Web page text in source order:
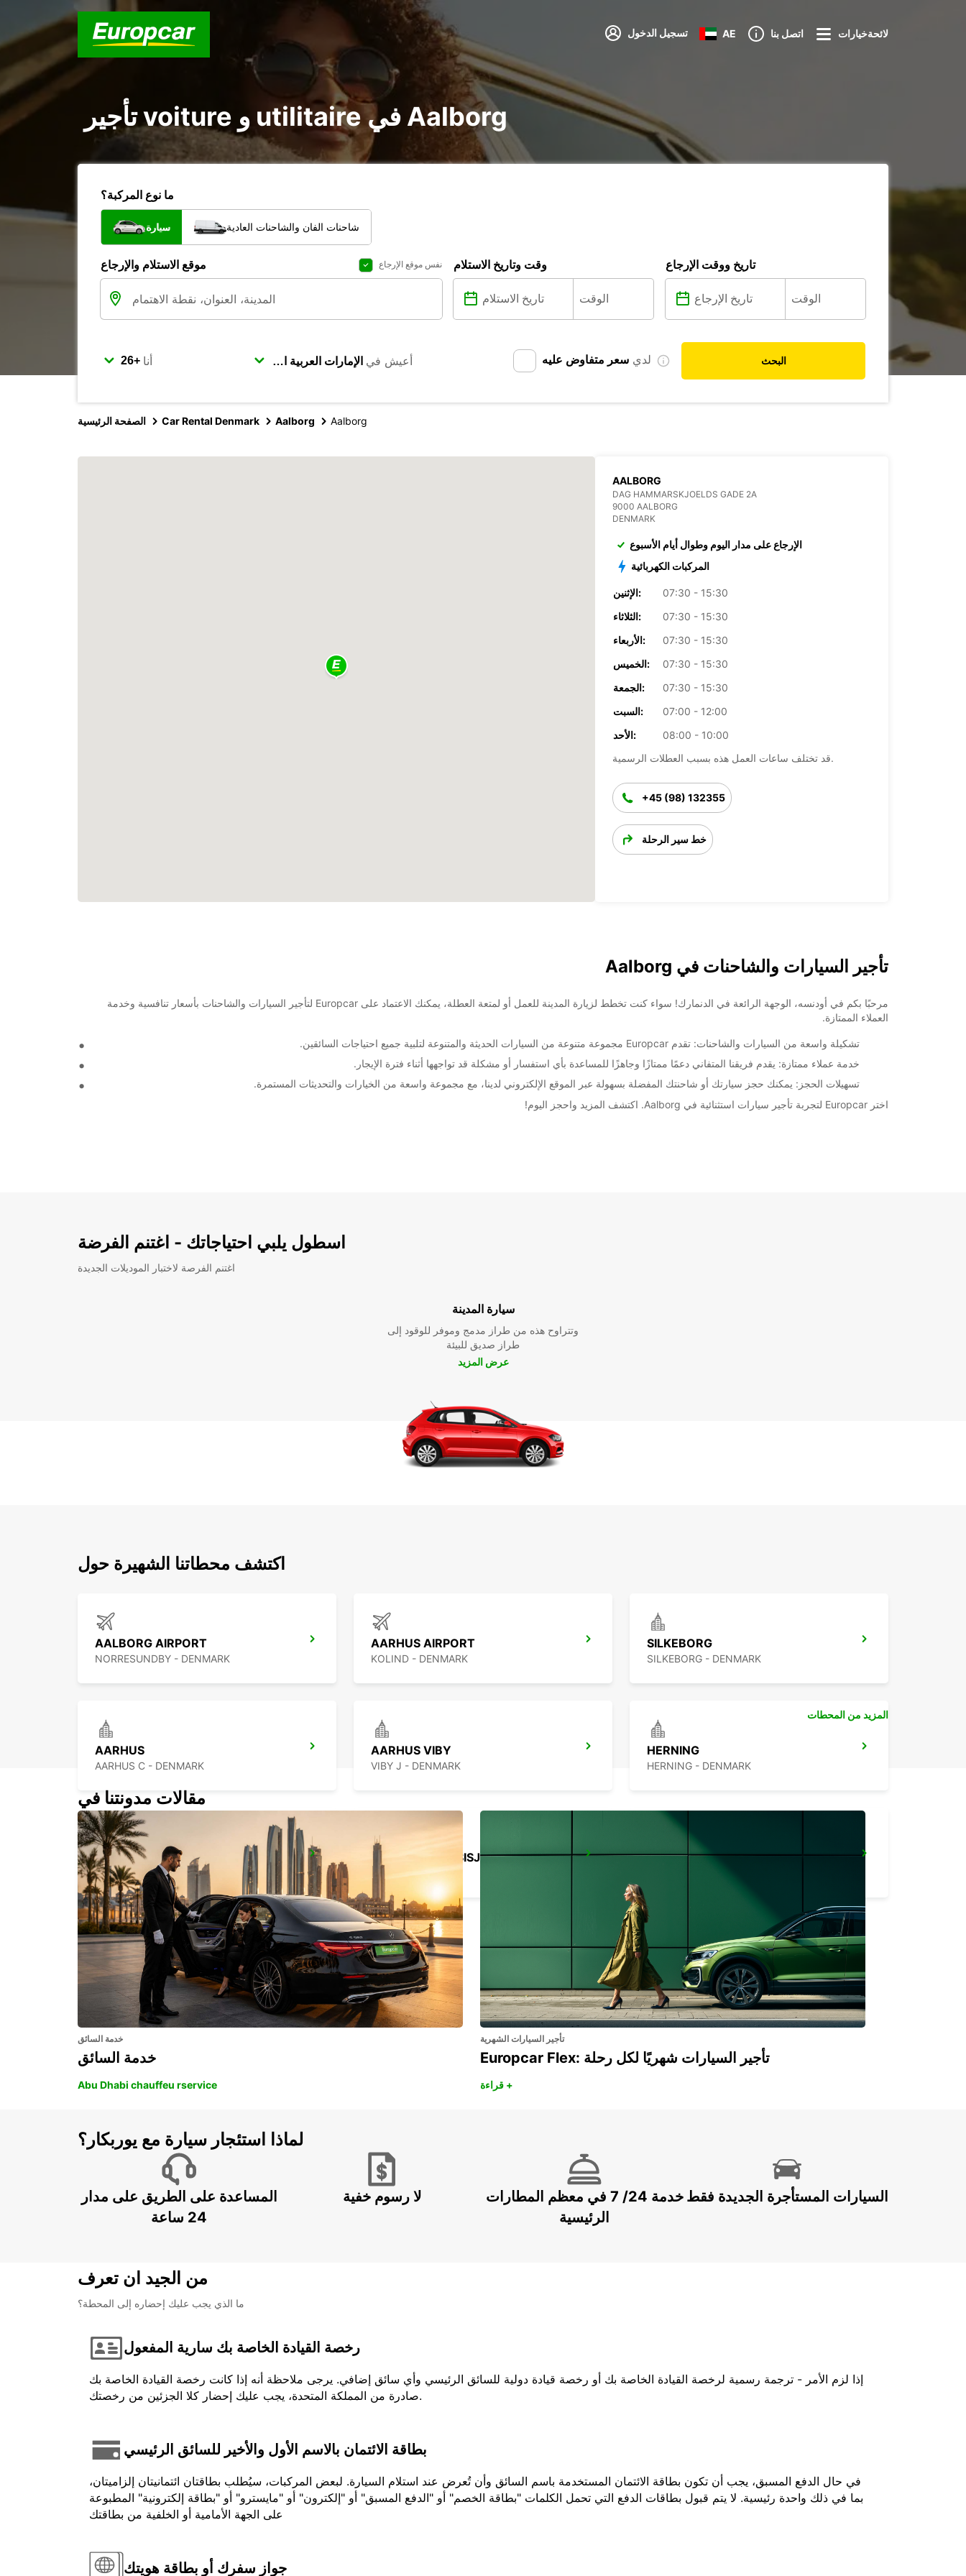
تسجيل الدخول AE اتصل بنا لائحةخيارات
تأجير voiture و utilitaire في Aalborg
ما نوع المركبة؟
سيارة شاحنات الفان والشاحنات العادية
موقع الاستلام والإرجاع نفس موقع الإرجاع وقت وتاريخ الاستلام تاريخ ووقت الإرجاع
أنا أعيش في لدي سعر متفاوض عليه البحث
الصفحة الرئيسية Car Rental Denmark Aalborg Aalborg
AALBORG
DAG HAMMARSKJOELDS GADE 2A
9000 AALBORG
DENMARK
الإرجاع على مدار اليوم وطوال أيام الأسبوع
المركبات الكهربائية
الإثنين:
07:30 - 15:30
الثلاثاء:
07:30 - 15:30
الأربعاء:
07:30 - 15:30
الخميس:
07:30 - 15:30
الجمعة:
07:30 - 15:30
السبت:
07:00 - 12:00
الأحد:
08:00 - 10:00
قد تختلف ساعات العمل هذه بسبب العطلات الرسمية.
+45 (98) 132355
خط سير الرحلة
تأجير السيارات والشاحنات في Aalborg
مرحبًا بكم في أودنسه، الوجهة الرائعة في الدنمارك! سواء كنت تخطط لزيارة المدينة للعمل أو لمتعة العطلة، يمكنك الاعتماد على Europcar لتأجير السيارات والشاحنات بأسعار تنافسية وخدمة
العملاء الممتازة.
تشكيلة واسعة من السيارات والشاحنات: تقدم Europcar مجموعة متنوعة من السيارات الحديثة والمتنوعة لتلبية جميع احتياجات السائقين.
خدمة عملاء ممتازة: يقدم فريقنا المتفاني دعمًا ممتازًا وجاهزًا للمساعدة بأي استفسار أو مشكلة قد تواجهها أثناء فترة الإيجار.
تسهيلات الحجز: يمكنك حجز سيارتك أو شاحنتك المفضلة بسهولة عبر الموقع الإلكتروني لدينا، مع مجموعة واسعة من الخيارات والتحديثات المستمرة.
اختر Europcar لتجربة تأجير سيارات استثنائية في Aalborg. اكتشف المزيد واحجز اليوم!
اسطول يلبي احتياجاتك - اغتنم الفرضة
اغتنم الفرصة لاختبار الموديلات الجديدة
سيارة المدينة
وتتراوح هذه من طراز مدمج وموفر للوقود إلى
طراز صديق للبيئة
عرض المزيد
اكتشف محطاتنا الشهيرة حول
AALBORG AIRPORT
NORRESUNDBY - DENMARK
AARHUS AIRPORT
KOLIND - DENMARK
SILKEBORG
SILKEBORG - DENMARK
AARHUS
AARHUS C - DENMARK
AARHUS VIBY
VIBY J - DENMARK
HERNING
HERNING - DENMARK
HORSENS
HORSENS - DENMARK
GOTHENBURG SISJON
ASKIM - SWEDEN
GOTHENBURG KUNGSBACKA
المزيد من المحطات
مقالات مدونتنا في
خدمة السائق
خدمة السائق
Abu Dhabi chauffeu rservice
تأجير السيارات الشهرية
Europcar Flex: تأجير السيارات شهريًا لكل رحلة
قراءة +
لماذا استئجار سيارة مع يوربكار؟
المساعدة على الطريق على مدار
24 ساعة
لا رسوم خفية
خدمة 24/ 7 في معظم المطارات
الرئيسية
السيارات المستأجرة الجديدة فقط
من الجيد ان تعرف
ما الذي يجب عليك إحضاره إلى المحطة؟
رخصة القيادة الخاصة بك سارية المفعول
إذا لزم الأمر - ترجمة رسمية لرخصة القيادة الخاصة بك أو رخصة قيادة دولية للسائق الرئيسي وأي سائق إضافي. يرجى ملاحظة أنه إذا كانت رخصة القيادة الخاصة بك
صادرة من المملكة المتحدة، يجب عليك إحضار كلا الجزئين من رخصتك.
بطاقة الائتمان بالاسم الأول والأخير للسائق الرئيسي
في حال الدفع المسبق، يجب أن تكون بطاقة الائتمان المستخدمة باسم السائق وأن تُعرض عند استلام السيارة. لبعض المركبات، سيُطلب بطاقتان ائتمانيتان إلزاميتان،
بما في ذلك واحدة رئيسية. لا يتم قبول بطاقات الدفع التي تحمل الكلمات "بطاقة الخصم" أو "الدفع المسبق" أو "إلكترون" أو "مايسترو" أو "بطاقة إلكترونية" المطبوعة
على الجهة الأمامية أو الخلفية من بطاقتك
جواز سفرك أو بطاقة هويتك